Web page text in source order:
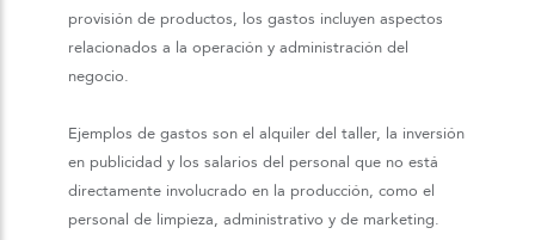
provisión de productos, los gastos incluyen aspectos
relacionados a la operación y administración del
negocio.
Ejemplos de gastos son el alquiler del taller, la inversión
en publicidad y los salarios del personal que no está
directamente involucrado en la producción, como el
personal de limpieza, administrativo y de marketing.